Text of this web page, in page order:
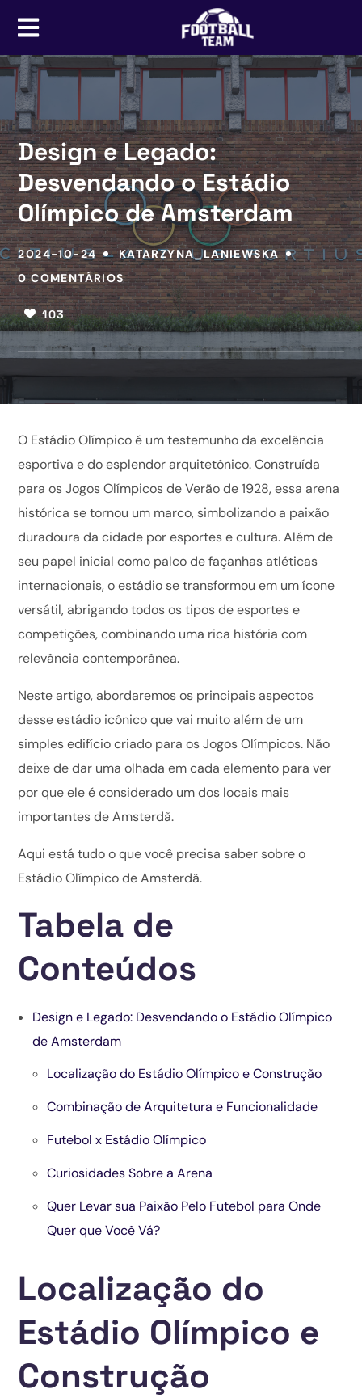
Design e Legado:
Desvendando o Estádio
Olímpico de Amsterdam
2024-10-24
KATARZYNA_LANIEWSKA
0 COMENTÁRIOS
103
O Estádio Olímpico é um testemunho da excelência
esportiva e do esplendor arquitetônico. Construída
para os Jogos Olímpicos de Verão de 1928, essa arena
histórica se tornou um marco, simbolizando a paixão
duradoura da cidade por esportes e cultura. Além de
seu papel inicial como palco de façanhas atléticas
internacionais, o estádio se transformou em um ícone
versátil, abrigando todos os tipos de esportes e
competições, combinando uma rica história com
relevância contemporânea.
Neste artigo, abordaremos os principais aspectos
desse estádio icônico que vai muito além de um
simples edifício criado para os Jogos Olímpicos. Não
deixe de dar uma olhada em cada elemento para ver
por que ele é considerado um dos locais mais
importantes de Amsterdã.
Aqui está tudo o que você precisa saber sobre o
Estádio Olímpico de Amsterdã.
Tabela de
Conteúdos
Design e Legado: Desvendando o Estádio Olímpico
de Amsterdam
Localização do Estádio Olímpico e Construção
Combinação de Arquitetura e Funcionalidade
Futebol x Estádio Olímpico
Curiosidades Sobre a Arena
Quer Levar sua Paixão Pelo Futebol para Onde
Quer que Você Vá?
Localização do
Estádio Olímpico e
Construção